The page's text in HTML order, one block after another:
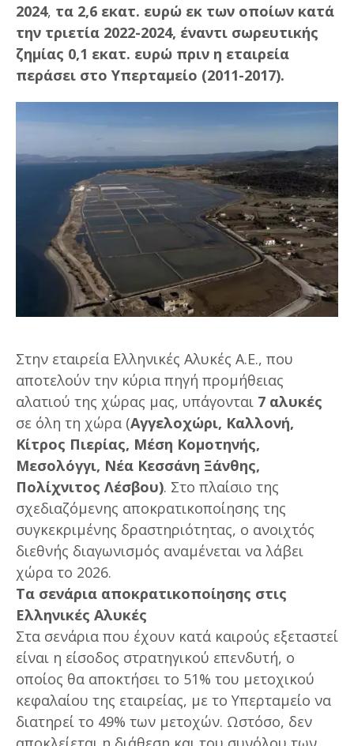
2024, τα 2,6 εκατ. ευρώ εκ των οποίων κατά
την τριετία 2022-2024, έναντι σωρευτικής
ζημίας 0,1 εκατ. ευρώ πριν η εταιρεία
περάσει στο Υπερταμείο (2011-2017).
Στην εταιρεία Ελληνικές Αλυκές Α.Ε., που
αποτελούν την κύρια πηγή προμήθειας
αλατιού της χώρας μας, υπάγονται 7 αλυκές
σε όλη τη χώρα (Αγγελοχώρι, Καλλονή,
Κίτρος Πιερίας, Μέση Κομοτηνής,
Μεσολόγγι, Νέα Κεσσάνη Ξάνθης,
Πολίχνιτος Λέσβου). Στο πλαίσιο της
σχεδιαζόμενης αποκρατικοποίησης της
συγκεκριμένης δραστηριότητας, ο ανοιχτός
διεθνής διαγωνισμός αναμένεται να λάβει
χώρα το 2026.
Tα σενάρια αποκρατικοποίησης στις
Ελληνικές Αλυκές
Στα σενάρια που έχουν κατά καιρούς εξεταστεί
είναι η είσοδος στρατηγικού επενδυτή, ο
οποίος θα αποκτήσει το 51% του μετοχικού
κεφαλαίου της εταιρείας, με το Υπερταμείο να
διατηρεί το 49% των μετοχών. Ωστόσο, δεν